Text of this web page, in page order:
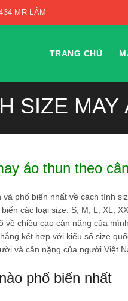
MR LÂM
TRANG CHỦ
SIZE MAY
áo thun theo
phổ biến nhất về cách tính
các loại size: S, M, L, XL,
về chiều cao cân nặng của
kết hợp với kiểu số size
và cân nặng của người Việt
phổ biến nhất